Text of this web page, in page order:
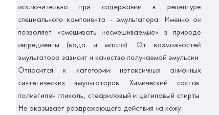
исключительно при содержании в рецептуре
специального компонента - эмульгатора. Именно он
позволяет «смешивать несмешиваемые» в природе
ингредиенты (вода и масло). От возможностей
эмульгатора зависит и качество получаемой эмульсии.
Относится к категории нетоксичных анионных
синтетических эмульгаторов. Химический состав:
полиэтилен гликоль, стеариловый и цетиловый спирты.
Не оказывает раздражающего действия на кожу.